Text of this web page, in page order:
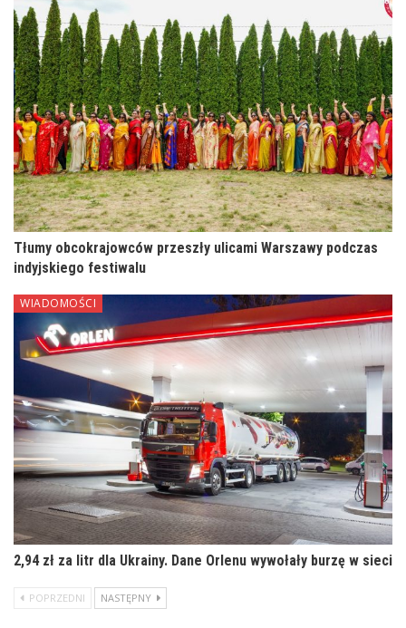
Tłumy obcokrajowców przeszły ulicami Warszawy podczas
indyjskiego festiwalu
WIADOMOŚCI
2,94 zł za litr dla Ukrainy. Dane Orlenu wywołały burzę w sieci
POPRZEDNI NASTĘPNY